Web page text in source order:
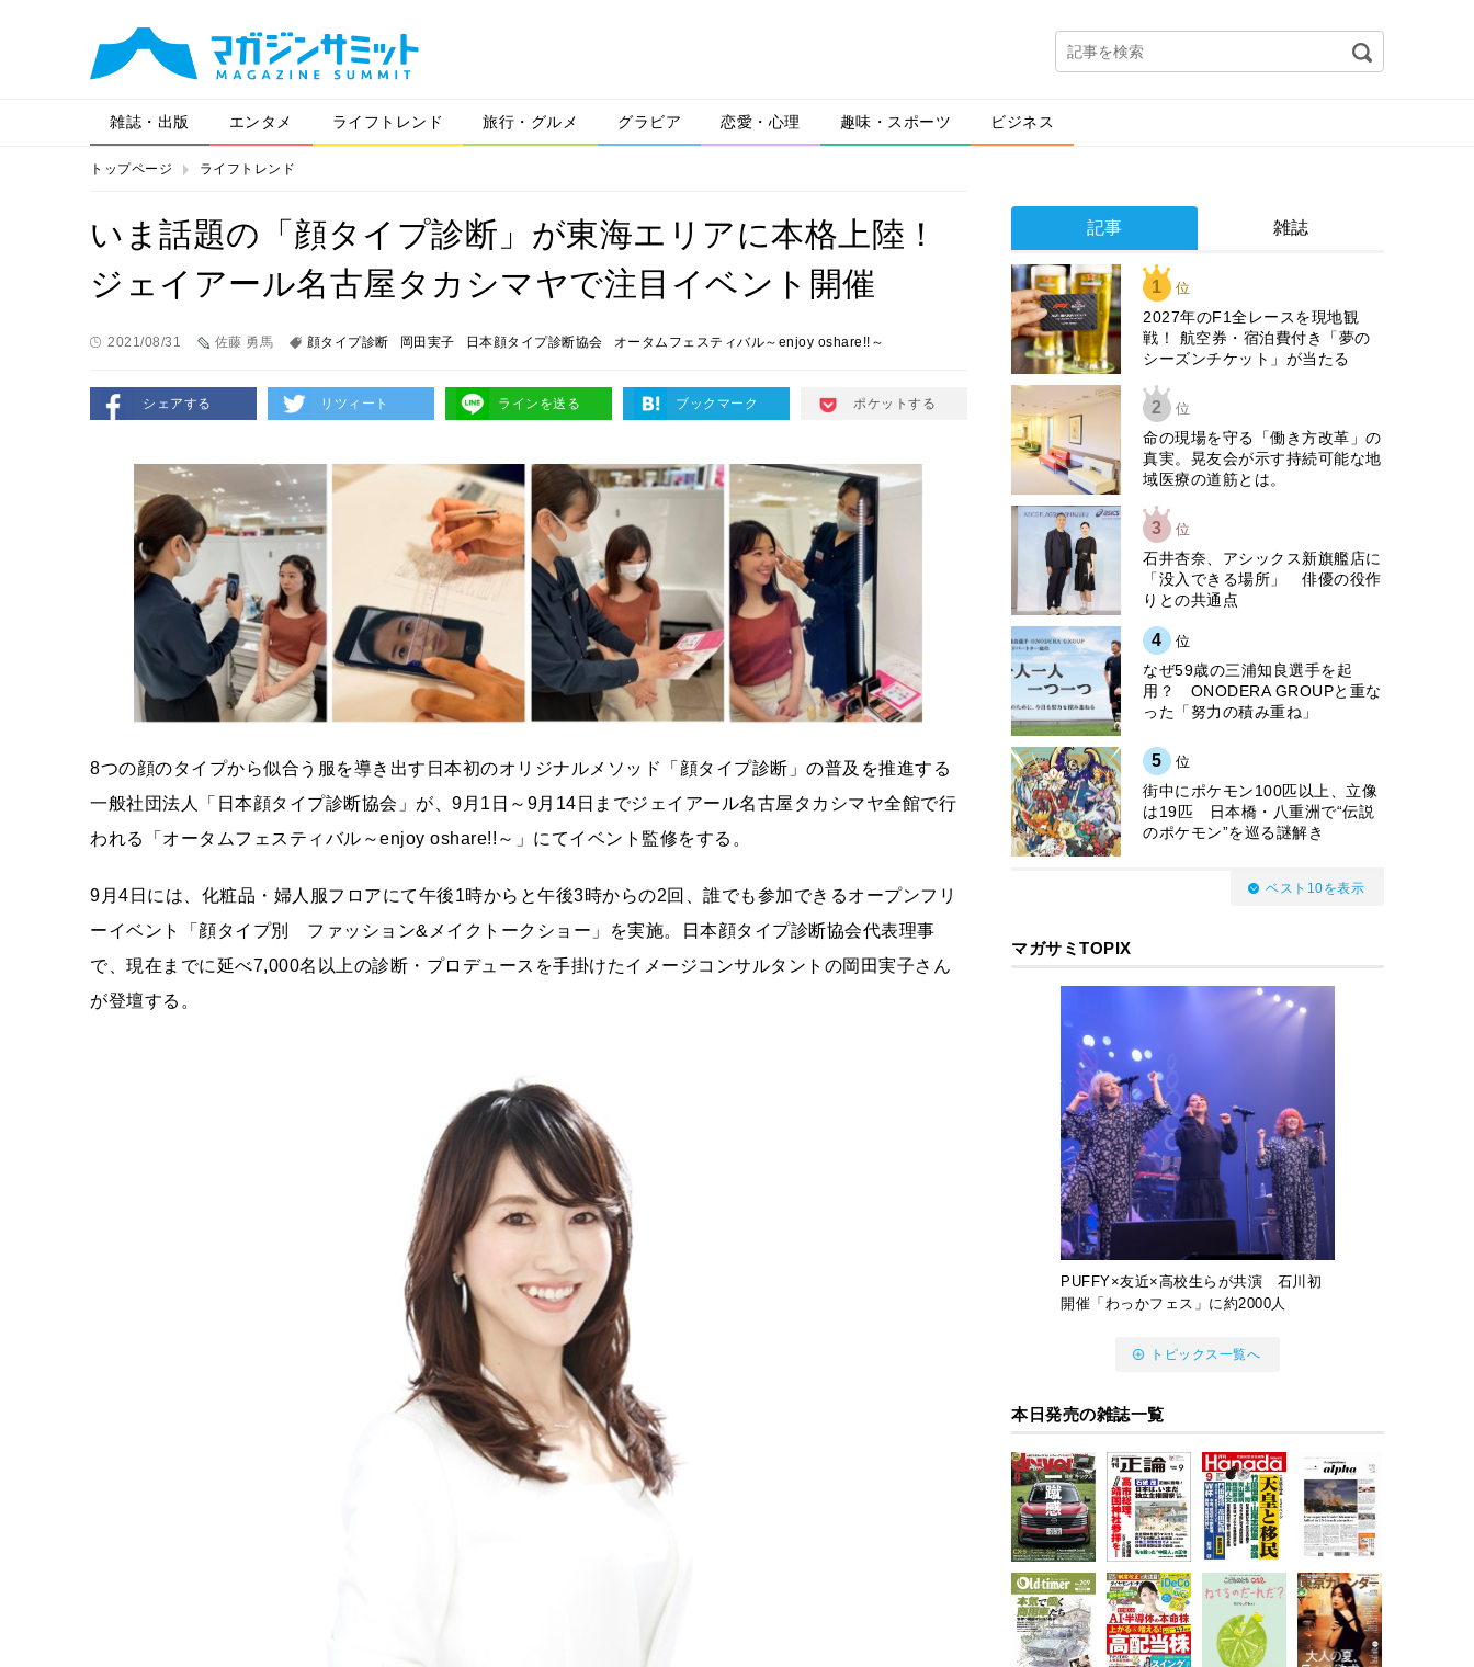
雑誌・出版 エンタメ ライフトレンド 旅行・グルメ グラビア 恋愛・心理 趣味・スポーツ ビジネス
トップページ ライフトレンド
いま話題の「顔タイプ診断」が東海エリアに本格上陸！
ジェイアール名古屋タカシマヤで注目イベント開催
2021/08/31 佐藤 勇馬 顔タイプ診断 岡田実子 日本顔タイプ診断協会 オータムフェスティバル～enjoy oshare!!～
シェアする リツィート ラインを送る ブックマーク ポケットする
8つの顔のタイプから似合う服を導き出す日本初のオリジナルメソッド「顔タイプ診断」の普及を推進する
一般社団法人「日本顔タイプ診断協会」が、9月1日～9月14日までジェイアール名古屋タカシマヤ全館で行
われる「オータムフェスティバル～enjoy oshare!!～」にてイベント監修をする。
9月4日には、化粧品・婦人服フロアにて午後1時からと午後3時からの2回、誰でも参加できるオープンフリ
ーイベント「顔タイプ別 ファッション&メイクトークショー」を実施。日本顔タイプ診断協会代表理事
で、現在までに延べ7,000名以上の診断・プロデュースを手掛けたイメージコンサルタントの岡田実子さん
が登壇する。
記事 雑誌
1 位
2027年のF1全レースを現地観
戦！ 航空券・宿泊費付き「夢の
シーズンチケット」が当たる
2 位
​命の現場を守る「働き方改革」の
真実。晃友会が示す持続可能な地
域医療の道筋とは。
3 位
石井杏奈、アシックス新旗艦店に
「没入できる場所」 俳優の役作
りとの共通点
4 位
なぜ59歳の三浦知良選手を起
用？ ONODERA GROUPと重な
った「努力の積み重ね」
5 位
街中にポケモン100匹以上、立像
は19匹 日本橋・八重洲で“伝説
のポケモン”を巡る謎解き
ベスト10を表示
マガサミTOPIX
PUFFY×友近×高校生らが共演 石川初
開催「わっかフェス」に約2000人
トピックス一覧へ
本日発売の雑誌一覧